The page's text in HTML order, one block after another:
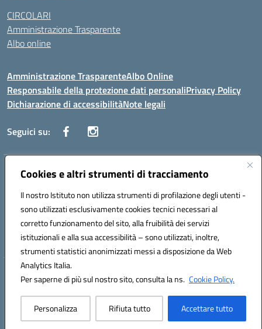
Cookies e altri strumenti di tracciamento
Il nostro Istituto non utilizza strumenti di profilazione degli utenti -
sono utilizzati esclusivamente cookies tecnici necessari al
corretto funzionamento del sito, alla fruibilità dei servizi
istituzionali e alla sua accessibilità – sono utilizzati, inoltre,
strumenti statistici anonimizzati messi a disposizione da Web
Analytics Italia.
Per saperne di più sul nostro sito, consulta la ns. Cookie Policy.
Personalizza Rifiuta tutto Accettare tutto
CIRCOLARI
Amministrazione Trasparente
Albo online
Amministrazione TrasparenteAlbo Online
Responsabile della protezione dati personaliPrivacy Policy
Dichiarazione di accessibilitàNote legali
Seguici su:
Indirizzo:Corso Vittorio Emanuele, 27 90133 - Palermo
Posta elettronica certificata (PEC):pais03600r@pec.istruzione.it
Codice fiscale: 97308550827
Codice meccanografico: PAIS03600R
Hosting & Powered by 3D Solution S.r.l.
Concept & Design by Designers Italia